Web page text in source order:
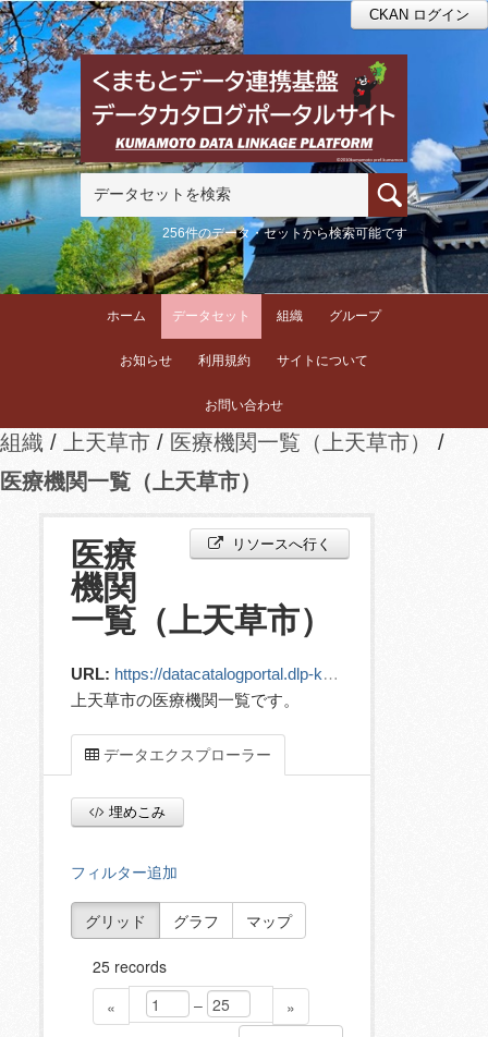
CKAN ログイン
256件のデータ・セットから検索可能です
ホーム データセット 組織 グループ
お知らせ 利用規約 サイトについて
お問い合わせ
組織 上天草市
医療機関一覧（上天草市）
医療機関一覧（上天草市）
リソースへ行く
医療
機関
一覧（上天草市）
URL: https://datacatalogportal.dlp-kumamoto.jp/ckan/dataset/eab32854-5ac1-4e8c-a57c-4786bd20a5d2/resource/b551def6-8e53-4192-b251-4ca8af4e8e60/download/11__432121_hospital.xlsx
上天草市の医療機関一覧です。
データエクスプローラー
埋めこみ
フィルター追加